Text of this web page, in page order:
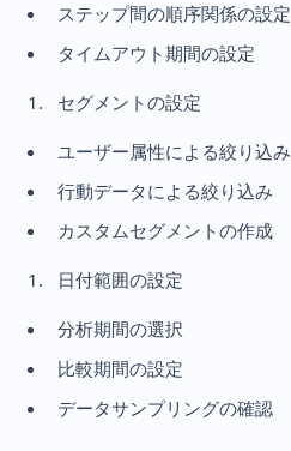
ステップ間の順序関係の設定
タイムアウト期間の設定
セグメントの設定
ユーザー属性による絞り込み
行動データによる絞り込み
カスタムセグメントの作成
日付範囲の設定
分析期間の選択
比較期間の設定
データサンプリングの確認